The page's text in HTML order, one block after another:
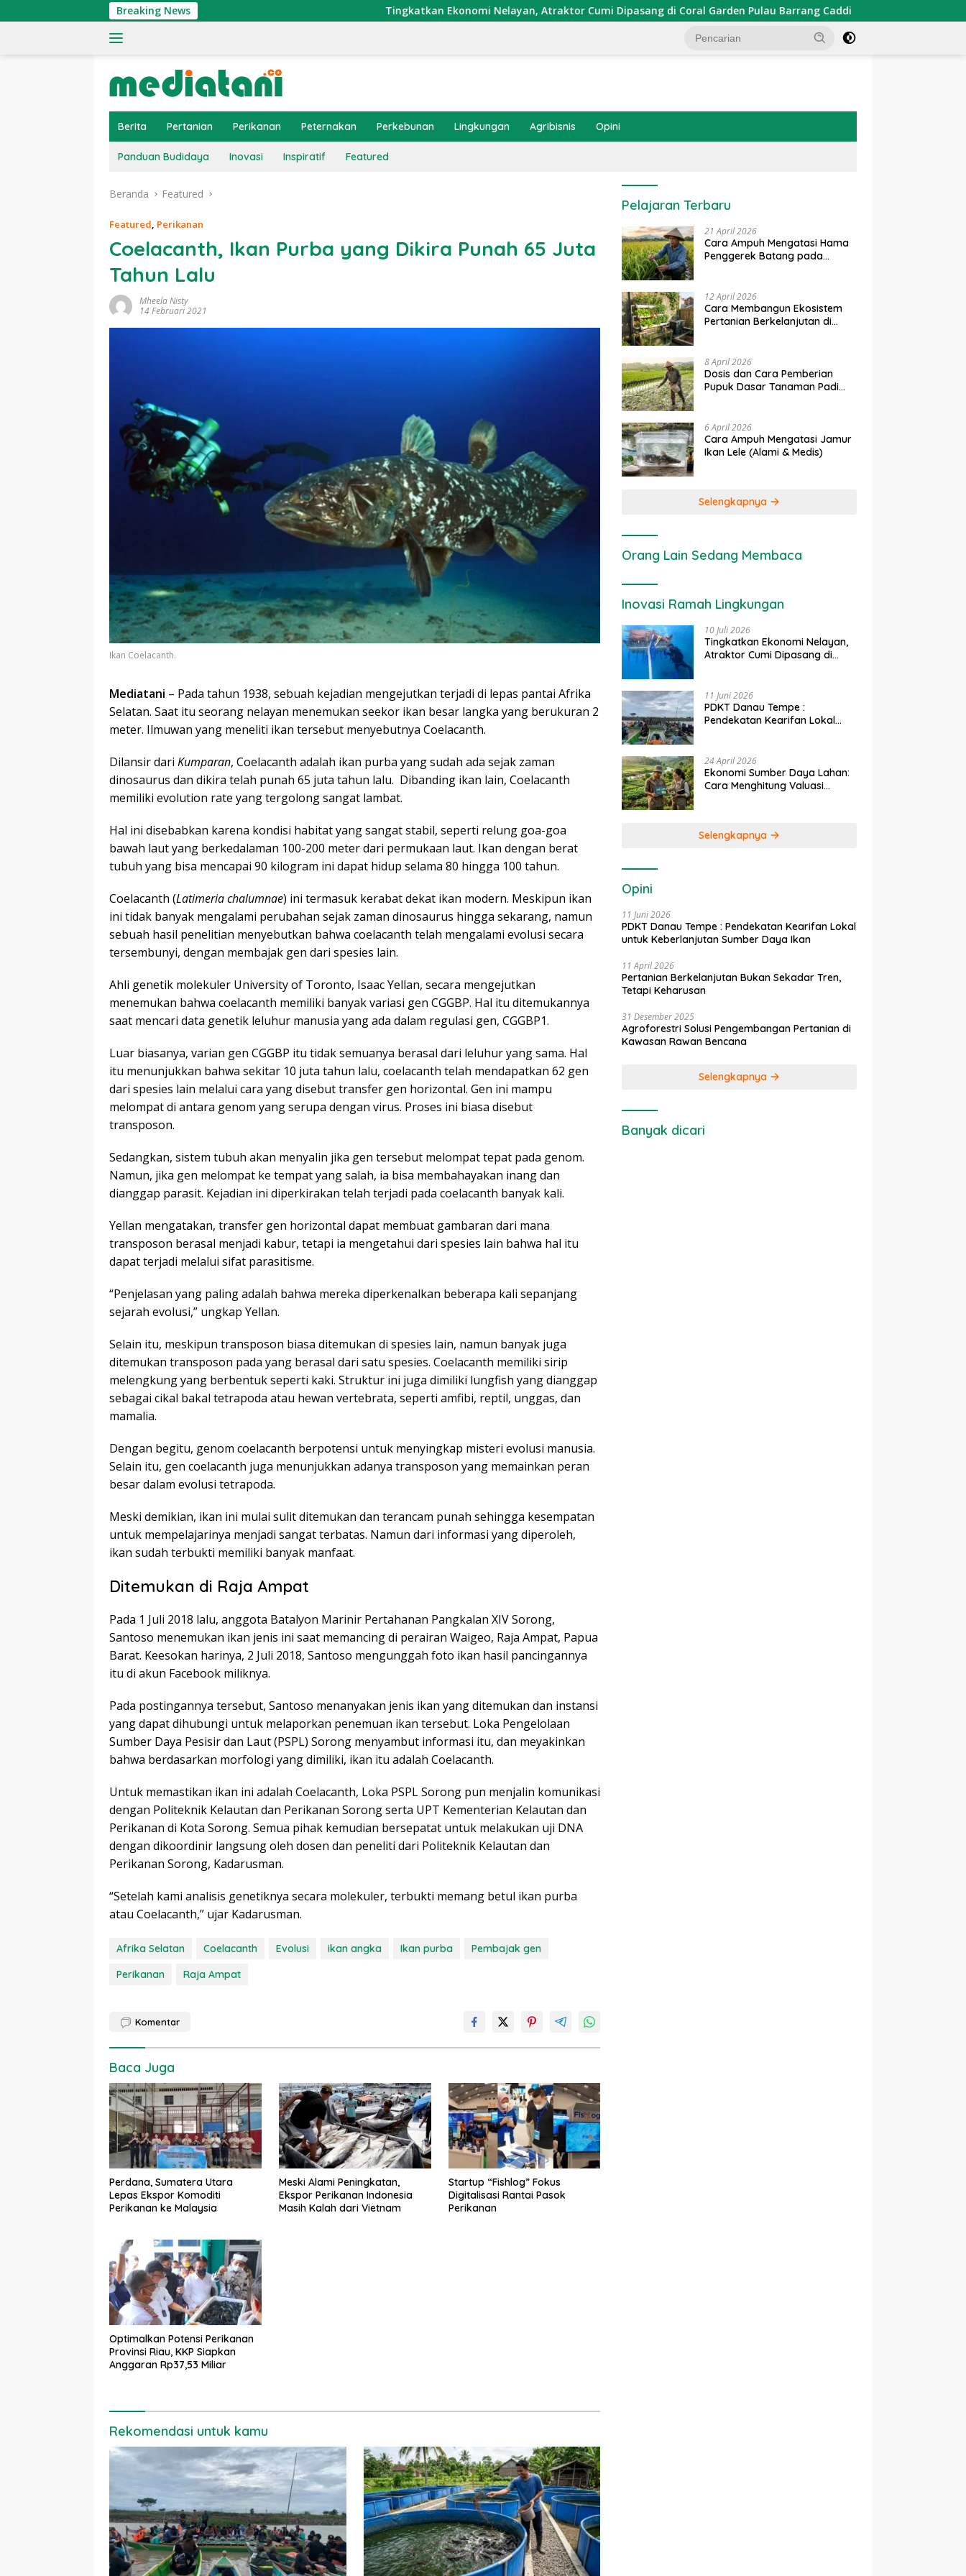
ke
Breaking News Tingkatkan Ekonomi Nelayan, Atraktor Cumi Dipasang di Coral Garden Pulau Barrang Caddi PDKT Danau Tempe :
Berita Pertanian Perikanan Peternakan Perkebunan Lingkungan Agribisnis Opini
Panduan Budidaya Inovasi Inspiratif Featured
Beranda Featured
Featured, Perikanan
Coelacanth, Ikan Purba yang Dikira Punah 65 Juta
Tahun Lalu
Mheela Nisty
14 Februari 2021
Ikan Coelacanth.
Mediatani – Pada tahun 1938, sebuah kejadian mengejutkan terjadi di lepas pantai Afrika
Selatan. Saat itu seorang nelayan menemukan seekor ikan besar langka yang berukuran 2
meter. Ilmuwan yang meneliti ikan tersebut menyebutnya Coelacanth.
Dilansir dari Kumparan, Coelacanth adalah ikan purba yang sudah ada sejak zaman
dinosaurus dan dikira telah punah 65 juta tahun lalu. Dibanding ikan lain, Coelacanth
memiliki evolution rate yang tergolong sangat lambat.
Hal ini disebabkan karena kondisi habitat yang sangat stabil, seperti relung goa-goa
bawah laut yang berkedalaman 100-200 meter dari permukaan laut. Ikan dengan berat
tubuh yang bisa mencapai 90 kilogram ini dapat hidup selama 80 hingga 100 tahun.
Coelacanth (Latimeria chalumnae) ini termasuk kerabat dekat ikan modern. Meskipun ikan
ini tidak banyak mengalami perubahan sejak zaman dinosaurus hingga sekarang, namun
sebuah hasil penelitian menyebutkan bahwa coelacanth telah mengalami evolusi secara
tersembunyi, dengan membajak gen dari spesies lain.
Ahli genetik molekuler University of Toronto, Isaac Yellan, secara mengejutkan
menemukan bahwa coelacanth memiliki banyak variasi gen CGGBP. Hal itu ditemukannya
saat mencari data genetik leluhur manusia yang ada dalam regulasi gen, CGGBP1.
Luar biasanya, varian gen CGGBP itu tidak semuanya berasal dari leluhur yang sama. Hal
itu menunjukkan bahwa sekitar 10 juta tahun lalu, coelacanth telah mendapatkan 62 gen
dari spesies lain melalui cara yang disebut transfer gen horizontal. Gen ini mampu
melompat di antara genom yang serupa dengan virus. Proses ini biasa disebut
transposon.
Sedangkan, sistem tubuh akan menyalin jika gen tersebut melompat tepat pada genom.
Namun, jika gen melompat ke tempat yang salah, ia bisa membahayakan inang dan
dianggap parasit. Kejadian ini diperkirakan telah terjadi pada coelacanth banyak kali.
Yellan mengatakan, transfer gen horizontal dapat membuat gambaran dari mana
transposon berasal menjadi kabur, tetapi ia mengetahui dari spesies lain bahwa hal itu
dapat terjadi melalui sifat parasitisme.
“Penjelasan yang paling adalah bahwa mereka diperkenalkan beberapa kali sepanjang
sejarah evolusi,” ungkap Yellan.
Selain itu, meskipun transposon biasa ditemukan di spesies lain, namun banyak juga
ditemukan transposon pada yang berasal dari satu spesies. Coelacanth memiliki sirip
melengkung yang berbentuk seperti kaki. Struktur ini juga dimiliki lungfish yang dianggap
sebagai cikal bakal tetrapoda atau hewan vertebrata, seperti amfibi, reptil, unggas, dan
mamalia.
Dengan begitu, genom coelacanth berpotensi untuk menyingkap misteri evolusi manusia.
Selain itu, gen coelacanth juga menunjukkan adanya transposon yang memainkan peran
besar dalam evolusi tetrapoda.
Meski demikian, ikan ini mulai sulit ditemukan dan terancam punah sehingga kesempatan
untuk mempelajarinya menjadi sangat terbatas. Namun dari informasi yang diperoleh,
ikan sudah terbukti memiliki banyak manfaat.
Ditemukan di Raja Ampat
Pada 1 Juli 2018 lalu, anggota Batalyon Marinir Pertahanan Pangkalan XIV Sorong,
Santoso menemukan ikan jenis ini saat memancing di perairan Waigeo, Raja Ampat, Papua
Barat. Keesokan harinya, 2 Juli 2018, Santoso mengunggah foto ikan hasil pancingannya
itu di akun Facebook miliknya.
Pada postingannya tersebut, Santoso menanyakan jenis ikan yang ditemukan dan instansi
yang dapat dihubungi untuk melaporkan penemuan ikan tersebut. Loka Pengelolaan
Sumber Daya Pesisir dan Laut (PSPL) Sorong menyambut informasi itu, dan meyakinkan
bahwa berdasarkan morfologi yang dimiliki, ikan itu adalah Coelacanth.
Untuk memastikan ikan ini adalah Coelacanth, Loka PSPL Sorong pun menjalin komunikasi
dengan Politeknik Kelautan dan Perikanan Sorong serta UPT Kementerian Kelautan dan
Perikanan di Kota Sorong. Semua pihak kemudian bersepatat untuk melakukan uji DNA
dengan dikoordinir langsung oleh dosen dan peneliti dari Politeknik Kelautan dan
Perikanan Sorong, Kadarusman.
“Setelah kami analisis genetiknya secara molekuler, terbukti memang betul ikan purba
atau Coelacanth,” ujar Kadarusman.
Afrika Selatan Coelacanth Evolusi ikan angka Ikan purba
Pembajak gen
Perikanan
Raja Ampat
Komentar
Baca Juga
Perdana, Sumatera Utara
Lepas Ekspor Komoditi
Perikanan ke Malaysia
Meski Alami Peningkatan,
Ekspor Perikanan Indonesia
Masih Kalah dari Vietnam
Startup “Fishlog” Fokus
Digitalisasi Rantai Pasok
Perikanan
Optimalkan Potensi Perikanan
Provinsi Riau, KKP Siapkan
Anggaran Rp37,53 Miliar
Rekomendasi untuk kamu
Pelajaran Terbaru
21 April 2026
Cara Ampuh Mengatasi Hama
Penggerek Batang pada
12 April 2026
Cara Membangun Ekosistem
Pertanian Berkelanjutan di
8 April 2026
Dosis dan Cara Pemberian
Pupuk Dasar Tanaman Padi
6 April 2026
Cara Ampuh Mengatasi Jamur
Ikan Lele (Alami & Medis)
Selengkapnya
Orang Lain Sedang Membaca
Inovasi Ramah Lingkungan
10 Juli 2026
Tingkatkan Ekonomi Nelayan,
Atraktor Cumi Dipasang di
11 Juni 2026
PDKT Danau Tempe :
Pendekatan Kearifan Lokal
24 April 2026
Ekonomi Sumber Daya Lahan:
Cara Menghitung Valuasi
Selengkapnya
Opini
11 Juni 2026
PDKT Danau Tempe : Pendekatan Kearifan Lokal
untuk Keberlanjutan Sumber Daya Ikan
11 April 2026
Pertanian Berkelanjutan Bukan Sekadar Tren,
Tetapi Keharusan
31 Desember 2025
Agroforestri Solusi Pengembangan Pertanian di
Kawasan Rawan Bencana
Selengkapnya
Banyak dicari